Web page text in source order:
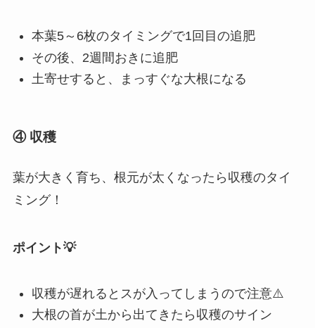
本葉5～6枚のタイミングで1回目の追肥
その後、2週間おきに追肥
土寄せすると、まっすぐな大根になる
④ 収穫
葉が大きく育ち、根元が太くなったら収穫のタイ
ミング！
ポイント💡
収穫が遅れるとスが入ってしまうので注意⚠️
大根の首が土から出てきたら収穫のサイン